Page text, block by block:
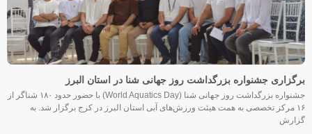
برگزاری جشنواره بزرگداشت روز جهانی شنا در استان البرز
جشنواره بزرگداشت روز جهانی شنا (World Aquatics Day) با حضور حدود ۱۸۰ شناگر از
۱۶ مرکز تخصصی به همت هیئت ورزش‌های آبی استان البرز در کرج برگزار شد. به
گزارش